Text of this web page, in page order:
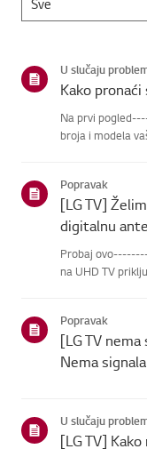
U slučaju
Kako
Na prvi
broja i modela
napravlje...
Popravak
[LG TV]
digitalnu
Probaj
na UHD TV
Popravak
[LG TV
Nema signala
U slučaju
[LG TV]